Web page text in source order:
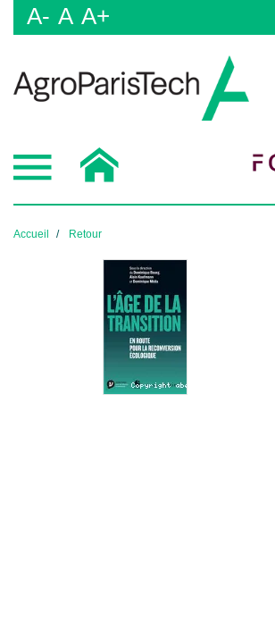
A- A A+
Accueil Retour